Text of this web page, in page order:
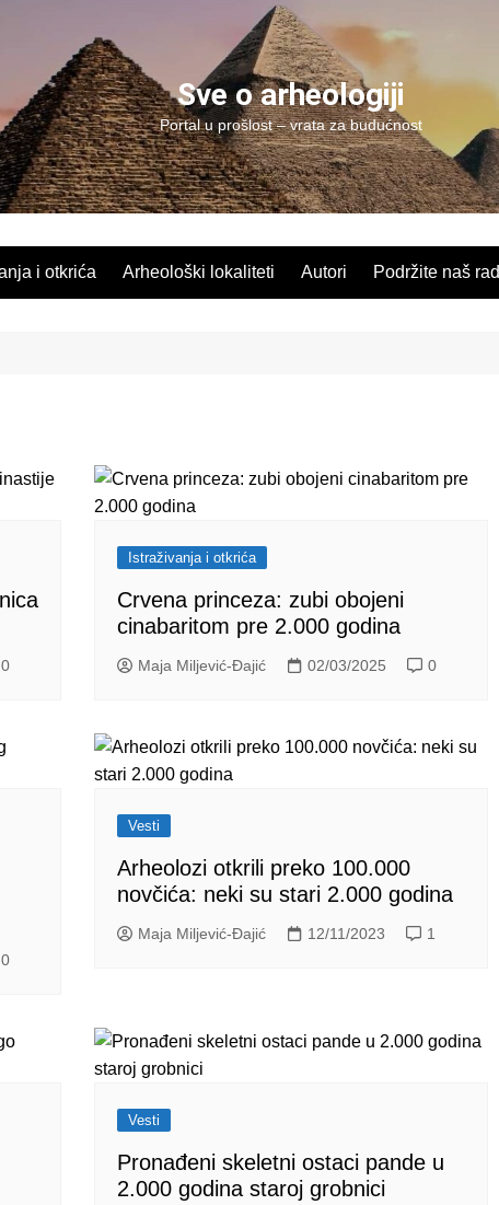
Sve o arheologiji
Portal u prošlost – vrata za budućnost
i otkrića Arheološki lokaliteti Autori Podržite naš rad
0
Istraživanja i otkrića
Crvena princeza: zubi obojeni
cinabaritom pre 2.000 godina
Maja Miljević-Đajić 02/03/2025 0
0
Vesti
Arheolozi otkrili preko 100.000
novčića: neki su stari 2.000 godina
Maja Miljević-Đajić 12/11/2023 1
Vesti
Pronađeni skeletni ostaci pande u
2.000 godina staroj grobnici